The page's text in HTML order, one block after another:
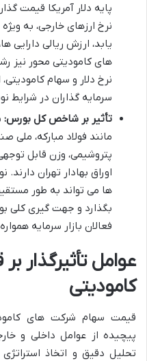
پایه دلار آمریکا قیمت
نرخ ارزهای خارجی، به
یابد، ارزش ریالی دارایی
های کامودیتی محور نیز
نرخ دلار و سهام
سرمایه گذاران در شرایط
تأثیر بر شاخص کل بورس:
مانند فولاد مبارکه،
پتروشیمی، وزن قابل
اوراق بهادار تهران
ها می تواند به طور
بگذارد و جهت گیری کلی
فعالان بازار سرمایه
عوامل تأثیرگذار
کامودیتی
قیمت سهام شرکت های
پیچیده از عوامل داخلی و
تحلیل دقیق و اتخاذ